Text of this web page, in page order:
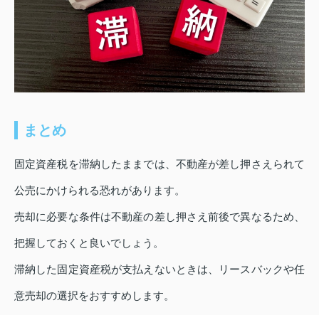
まとめ
固定資産税を滞納したままでは、不動産が差し押さえられて
公売にかけられる恐れがあります。
売却に必要な条件は不動産の差し押さえ前後で異なるため、
把握しておくと良いでしょう。
滞納した固定資産税が支払えないときは、リースバックや任
意売却の選択をおすすめします。